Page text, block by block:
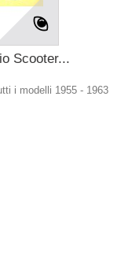
Scooter...
i modelli 1955 - 1963